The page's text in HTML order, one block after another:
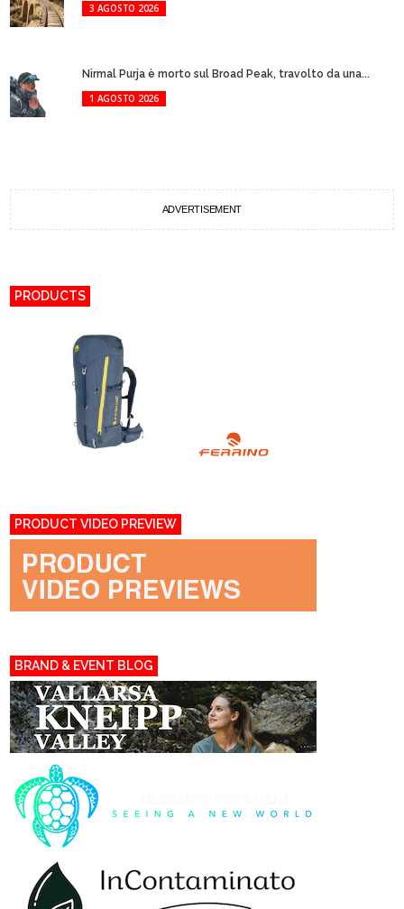
3 AGOSTO 2026
Nirmal Purja è morto sul Broad Peak, travolto da una...
1 AGOSTO 2026
ADVERTISEMENT
PRODUCTS
PRODUCT VIDEO PREVIEW
BRAND & EVENT BLOG